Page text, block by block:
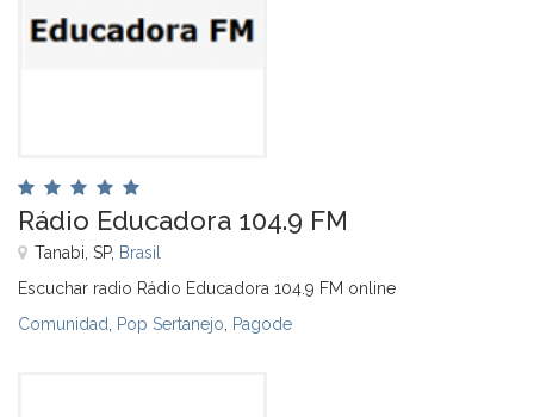
Rádio Educadora 104.9 FM
Tanabi, SP, Brasil
Escuchar radio Rádio Educadora 104.9 FM online
Comunidad Pop Sertanejo Pagode